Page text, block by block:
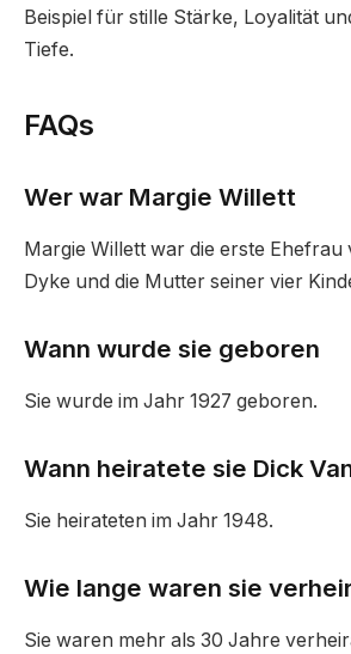
Beispiel für stille Stärke, Loyalität
Tiefe.
FAQs
Wer war Margie Willett
Margie Willett war die erste Ehefrau
Dyke und die Mutter seiner vier
Wann wurde sie geboren
Sie wurde im Jahr 1927 geboren.
Wann heiratete sie Dick
Sie heirateten im Jahr 1948.
Wie lange waren sie
Sie waren mehr als 30 Jahre